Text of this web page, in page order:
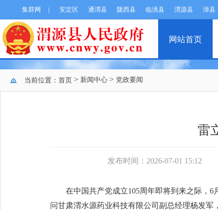
集群网 | 安定区 通渭县 陇西县 临洮县 渭源县 漳县
网站首页
当前位置： 首页 > 新闻中心 > 党政要闻
雷
发布时间：2026-07-01 15:12
在中国共产党成立105周年即将到来之际，
问甘肃渭水源药业科技有限公司副总经理杨发